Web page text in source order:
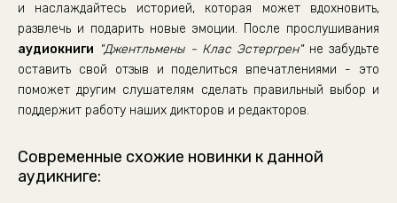
03_05_Джентльмены (Стокгольм, зима 1979 года)
03_06_Джентльмены (Стокгольм, зима 1979 года)
03_07_Джентльмены (Стокгольм, зима 1979 года)
03_08_Джентльмены (Стокгольм, зима 1979 года)
03_10_Джентльмены (Стокгольм, зима 1979 года)
и наслаждайтесь историей, которая может вдохновить,
развлечь и подарить новые эмоции. После прослушивания
аудиокниги "Джентльмены - Клас Эстергрен"не забудьте
оставить свой отзыв и поделиться впечатлениями - это
поможет другим слушателям сделать правильный выбор и
поддержит работу наших дикторов и редакторов.
Современные схожие новинки к данной
аудикниге: